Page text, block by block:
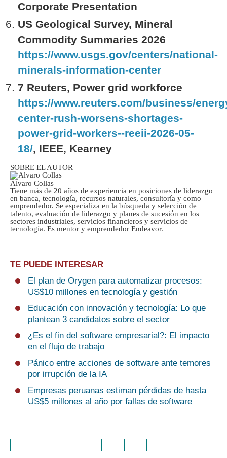
Corporate Presentation
US Geological Survey, Mineral
Commodity Summaries 2026
https://www.usgs.gov/centers/national-
minerals-information-center
7 Reuters, Power grid workforce
https://www.reuters.com/business/
center-rush-worsens-shortages-
power-grid-workers--reeii-2026-05-
18/, IEEE, Kearney
SOBRE EL AUTOR
Alvaro Collas
Tiene más de 20 años de experiencia en posiciones de liderazgo
en banca, tecnología, recursos naturales, consultoría y como
emprendedor. Se especializa en la búsqueda y selección de
talento, evaluación de liderazgo y planes de sucesión en los
sectores industriales, servicios financieros y servicios de
tecnología. Es mentor y emprendedor Endeavor.
TE PUEDE INTERESAR
El plan de Orygen para automatizar procesos:
US$10 millones en tecnología y gestión
Educación con innovación y tecnología: Lo que
plantean 3 candidatos sobre el sector
¿Es el fin del software empresarial?: El impacto
en el flujo de trabajo
Pánico entre acciones de software ante temores
por irrupción de la IA
Empresas peruanas estiman pérdidas de hasta
US$5 millones al año por fallas de software